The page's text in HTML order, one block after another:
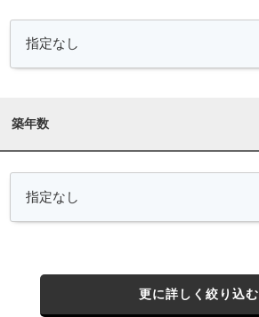
築年数
更に詳しく絞り込む